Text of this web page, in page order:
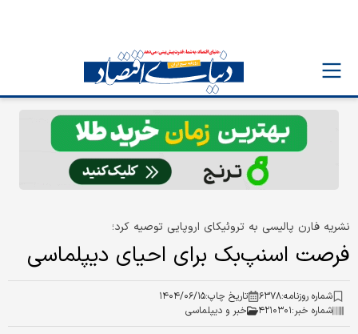
نشریه فارن پالیسی به تروئیکای اروپایی توصیه کرد؛
فرصت اسنپ‌بک برای احیای دیپلماسی
شماره روزنامه:۶۳۷۸ تاریخ چاپ:۱۴۰۴/۰۶/۱۵
شماره خبر:۴۲۱۰۳۰۱ خبر و دیپلماسی